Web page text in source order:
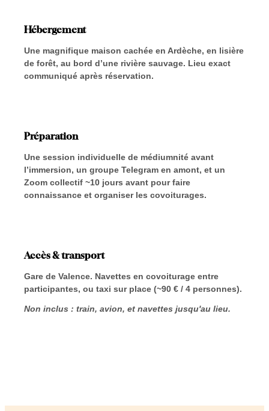
Hébergement
Une magnifique maison cachée en Ardèche, en lisière
de forêt, au bord d’une rivière sauvage. Lieu exact
communiqué après réservation.
Préparation
Une session individuelle de médiumnité avant
l’immersion, un groupe Telegram en amont, et un
Zoom collectif ~10 jours avant pour faire
connaissance et organiser les covoiturages.
Accès & transport
Gare de Valence. Navettes en covoiturage entre
participantes, ou taxi sur place (~90 € / 4 personnes).
Non inclus : train, avion, et navettes jusqu'au lieu.